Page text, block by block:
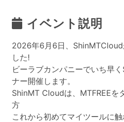
イベント説明
2026年6月6日、ShinMTCloud
した!
ビーラブカンパニーでいち早
ナー開催します。
ShinMT Cloudは、MTFREEを
方
これから初めてマイツールに